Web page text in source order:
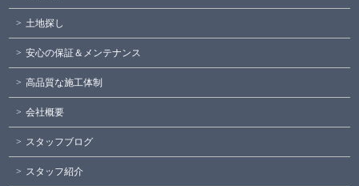
土地探し
安心の保証＆メンテナンス
高品質な施工体制
会社概要
スタッフブログ
スタッフ紹介